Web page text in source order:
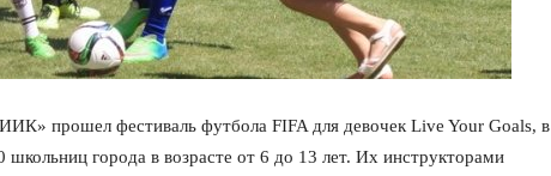
прошел фестиваль футбола FIFA для девочек Live Your Goals, в
школьниц города в возрасте от 6 до 13 лет. Их инструкторами